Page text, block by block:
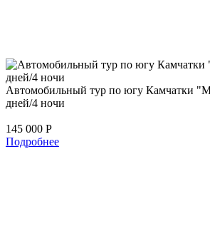
Автомобильный тур по югу Камчатки
дней/4 ночи
145 000 Р
Подробнее